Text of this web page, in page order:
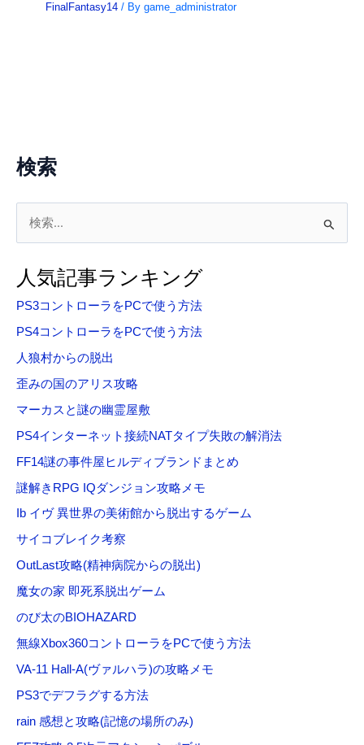
検索
象
:
人気記事ランキング
PS3コントローラをPCで使う方法
PS4コントローラをPCで使う方法
人狼村からの脱出
歪みの国のアリス攻略
マーカスと謎の幽霊屋敷
PS4インターネット接続NATタイプ失敗の解消法
FF14謎の事件屋ヒルディブランドまとめ
謎解きRPG IQダンジョン攻略メモ
Ib イヴ 異世界の美術館から脱出するゲーム
サイコブレイク考察
OutLast攻略(精神病院からの脱出)
魔女の家 即死系脱出ゲーム
のび太のBIOHAZARD
無線Xbox360コントローラをPCで使う方法
VA-11 Hall-A(ヴァルハラ)の攻略メモ
PS3でデフラグする方法
rain 感想と攻略(記憶の場所のみ)
FinalFantasy14 / Bygame_administrator